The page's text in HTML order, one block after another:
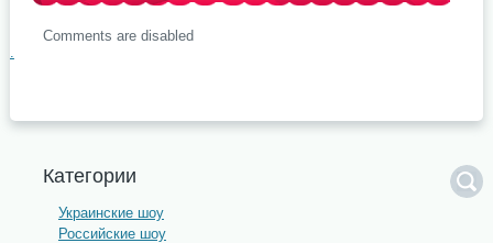
Comments are disabled
.
Категории
Украинские шоу
Российские шоу